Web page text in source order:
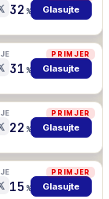
32 % Glasujte
PRIMJER
31 % Glasujte
PRIMJER
22 % Glasujte
PRIMJER
15 % Glasujte